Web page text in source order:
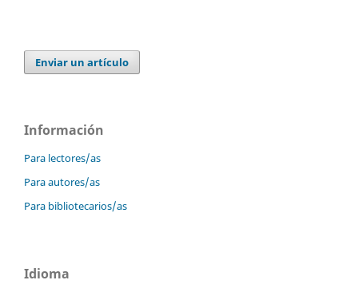
Enviar un artículo
Información
Para lectores/as
Para autores/as
Para bibliotecarios/as
Idioma